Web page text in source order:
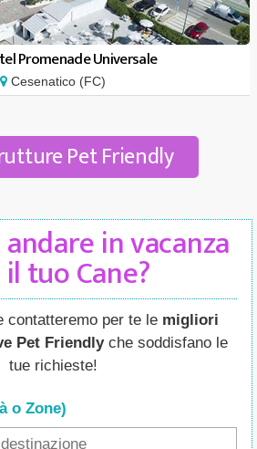
Promenade Universale
Cesenatico (FC)
Pet Friendly
in vacanza
tuo Cane?
contatteremo per te le migliori
Pet Friendlyche soddisfano le
tue richieste!
o Zone)